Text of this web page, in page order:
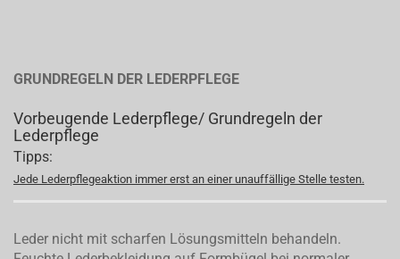
GRUNDREGELN DER LEDERPFLEGE
Vorbeugende Lederpflege/ Grundregeln der
Lederpflege
Tipps:
Jede Lederpflegeaktion immer erst an einer unauffällige Stelle testen.
Leder nicht mit scharfen Lösungsmitteln behandeln.